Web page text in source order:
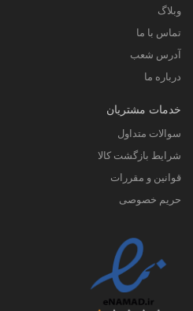
وبلاگ
تماس با ما
آدرس شعب
درباره ما
خدمات مشتریان
سوالات متداول
شرایط بازگشت کالا
قوانین و مقررات
حریم خصوصی